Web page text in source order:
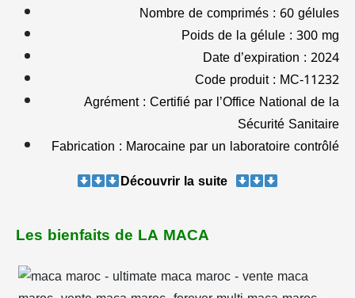
Nombre de comprimés : 60 gélules
Poids de la gélule : 300 mg
Date d’expiration : 2024
Code produit : MC-11232
Agrément : Certifié par l’Office National de la
Sécurité Sanitaire
Fabrication : Marocaine par un laboratoire contrôlé
Découvrir la suite
Les bienfaits de LA MACA